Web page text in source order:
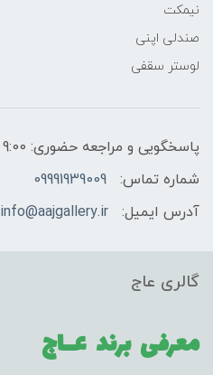
نیمکت
صندلی اپنی
لوستر سقفی
پاسخگویی و مراجعه حضوری: 9:00 الی14:00 و 16:00 تا 21:00
شماره تماس:
09991939009
آدرس ایمیل:
info@aajgallery.ir
گالری عاج
معرفی برند عــاج